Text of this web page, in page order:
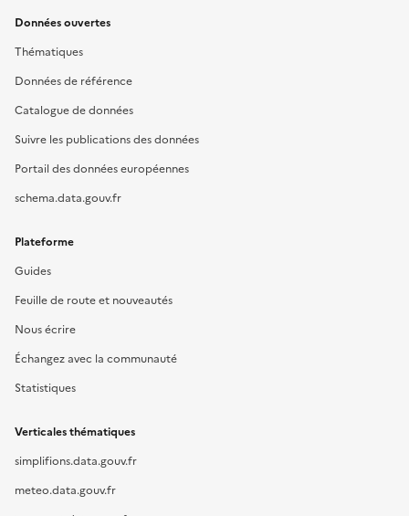
Données ouvertes
Thématiques
Données de référence
Catalogue de données
Suivre les publications des données
Portail des données européennes
schema.data.gouv.fr
Plateforme
Guides
Feuille de route et nouveautés
Nous écrire
Échangez avec la communauté
Statistiques
Verticales thématiques
simplifions.data.gouv.fr
meteo.data.gouv.fr